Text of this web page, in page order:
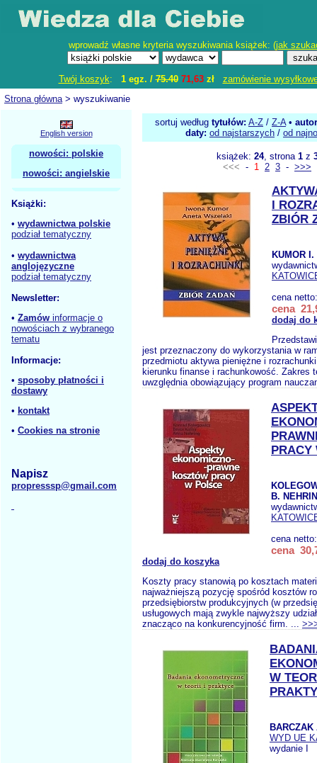
wprowadź własne kryteria wyszukiwania książek: (jak
Twój koszyk: 1 egz. /75.40 71,63zł
zamówienie
Strona główna> wyszukiwanie
English version
nowości: polskie
nowości: angielskie
Książki:
• wydawnictwa polskie
podział tematyczny
• wydawnictwa
anglojęzyczne
podział tematyczny
Newsletter:
• Zamów informacje o
nowościach z wybranego
tematu
Informacje:
• sposoby płatności i
dostawy
• kontakt
• Cookies na stronie
Napisz
propresssp@gmail.com
sortuj według tytułów: A-Z / Z-A•
daty: od najstarszych / od
książek: 24, strona 1z
<<< - 1 2 3 - >>>
I
ZBIÓR
KUMOR
cena
cena
dodaj do
jest przeznaczony do wykorzystania w
przedmiotu aktywa pieniężne i
kierunku finanse i rachunkowość. Zakres
uwzględnia obowiązujący program
PRACY
B.
cena
cena
dodaj do koszyka
Koszty pracy stanowią po kosztach
najważniejszą pozycję spośród kosztów
przedsiębiorstw produkcyjnych (w
usługowych mają zwykle najwyższy
znacząco na konkurencyjność firm. ...
W
BARCZAK
WYD UE
wydanie I